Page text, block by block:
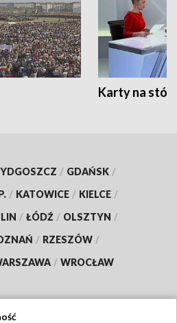
Karty na
/ GDAŃSK /
/ KATOWICE / KIELCE /
/ ŁÓDŹ / OLSZTYN /
/ RZESZÓW /
/ WROCŁAW